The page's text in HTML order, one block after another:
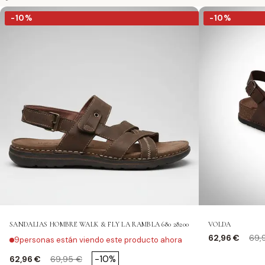
-10%
SANDALIAS HOMBRE WALK & FLY LA RAMBLA 680 28200
9personas están viendo este producto ahora
Precio
62,96 € Precio base
69,95 € -10%
-10% -10%
VOLDA
Precio
62,96 €
-10%